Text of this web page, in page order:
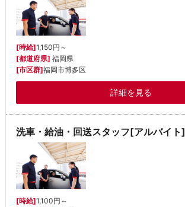
[時給]1,150円～
[都道府県] 福岡県
[市区群]福岡市博多区
詳細を見る
洗車・給油・回送スタッフ[アルバイト]
[時給]1,100円～